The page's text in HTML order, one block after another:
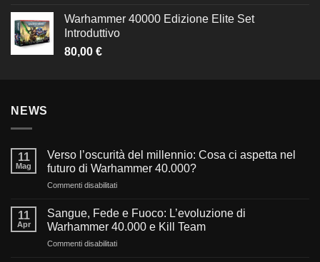
Warhammer 40000 Edizione Elite Set
Introduttivo
80,00 €
NEWS
11
Mag
Verso l’oscurità del millennio: Cosa ci aspetta nel
futuro di Warhammer 40.000?
Commenti disabilitatisu
l’oscurità
del
millennio:
Cosa
11
Apr
Sangue, Fede e Fuoco: L’evoluzione di
Warhammer 40.000 e Kill Team
Commenti disabilitatisu